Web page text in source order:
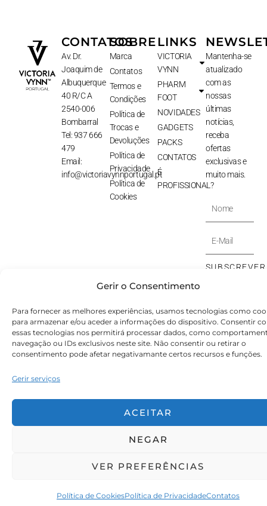
Gerir o Consentimento
Para fornecer as melhores experiências, usamos tecnologias como
para armazenar e/ou aceder a informações do dispositivo. Consentir
essas tecnologias nos permitirá processar dados, como
navegação ou IDs exclusivos neste site. Não consentir ou retirar o
consentimento pode afetar negativamante certos recursos e funções.
Gerir serviços
ACEITAR
NEGAR
VER PREFERÊNCIAS
Política de CookiesPolítica de PrivacidadeContatos
CONTATOS
Av. Dr.
Joaquim de
Albuquerque
40 R/C A
2540-006
Bombarral
Tel: 937 666
479
Email:
info@victoriavynnportugal.pt
SOBRE
Marca
Contatos
Termos e
Condições
Política de
Trocas e
Devoluções
Política de
Privacidade
Política de
Cookies
LINKS
VICTORIA
VYNN
PHARM
FOOT
NOVIDADES
GADGETS
PACKS
CONTATOS
É
PROFISSIONAL?
Mantenha-se
atualizado
com as
nossas
últimas
notícias,
receba
ofertas
exclusivas e
muito mais.
Nome
E-
Mail
SUBSCREVER
© Victoryia Vynn Portugal 2026 by SVS.pt